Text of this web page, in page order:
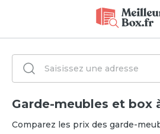
Garde-meubles et box
Comparez les prix des garde-